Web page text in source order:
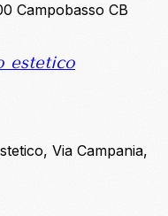
Campobasso CB
estetico
Via Campania,